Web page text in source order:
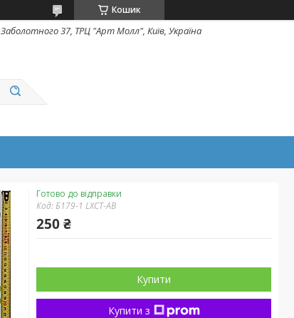
Кошик
Заболотного 37, ТРЦ "Арт Молл", Київ, Україна
Готово до відправки
Код:Б179-1 LXCT-AB
250 ₴
Купити
Купити з